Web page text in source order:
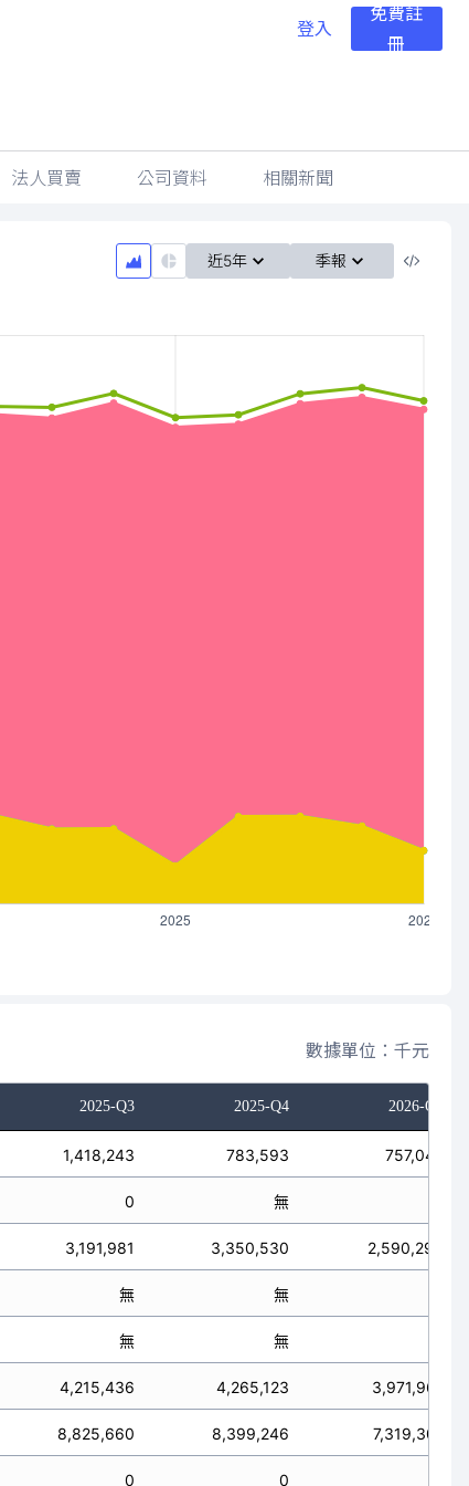
登入
免費註
冊
法人買賣 公司資料 相關新聞
近5年 季報
數據單位：千元
2025-Q3 2025-Q4 2026-Q1
1,418,243 783,593 757,042
0 無
3,191,981 3,350,530 2,590,298
無 無
無 無
4,215,436 4,265,123 3,971,961
8,825,660 8,399,246 7,319,301
0 0